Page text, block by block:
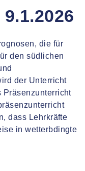
die für
den südlichen
der Unterricht
Präsenzunterricht
dass Lehrkräfte
in wetterbdingte